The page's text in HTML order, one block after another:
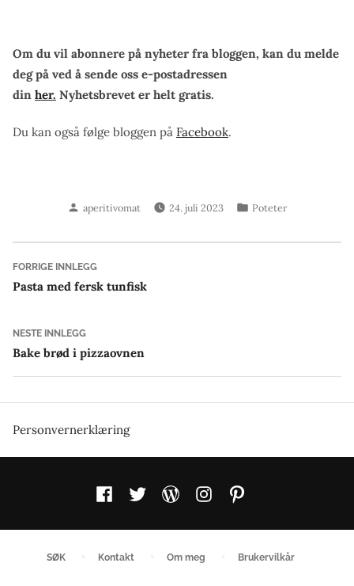
Om du vil abonnere på nyheter fra bloggen, kan du melde
deg på ved å sende oss e-postadressen
din her. Nyhetsbrevet er helt gratis.
Du kan også følge bloggen på Facebook.
Skrevet
aperitivomat 24. juli 2023
Publisert
Poteter
Innleggsnavigasjon
FORRIGE INNLEGGForrige
innlegg:
Pasta med fersk tunfisk
NESTE INNLEGGNeste
innlegg:
Bake brød i pizzaovnen
Personvernerklæring
FacebookTwitter WordPressInstagramPinterest
SØK Kontakt Om meg Brukervilkår